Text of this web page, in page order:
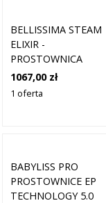
BELLISSIMA STEAM
ELIXIR -
PROSTOWNICA
PAROWA DO
WŁOSÓW
1067,00 zł
1 oferta
BABYLISS PRO
PROSTOWNICE EP
TECHNOLOGY 5.0